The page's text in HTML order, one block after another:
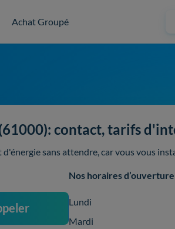
Achat Groupé
contact, tarifs
sans attendre, car vous vous
Nos horaires d’ouverture
Lundi
Mardi